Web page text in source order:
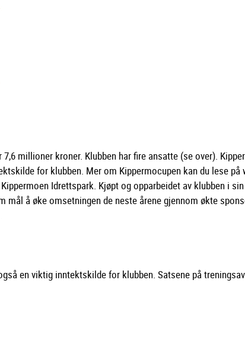
millioner kroner. Klubben har fire ansatte (se over).
for klubben. Mer om Kippermocupen kan du lese
Idrettspark. Kjøpt og opparbeidet av klubben i
mål å øke omsetningen de neste årene gjennom økte
en viktig inntektskilde for klubben. Satsene på